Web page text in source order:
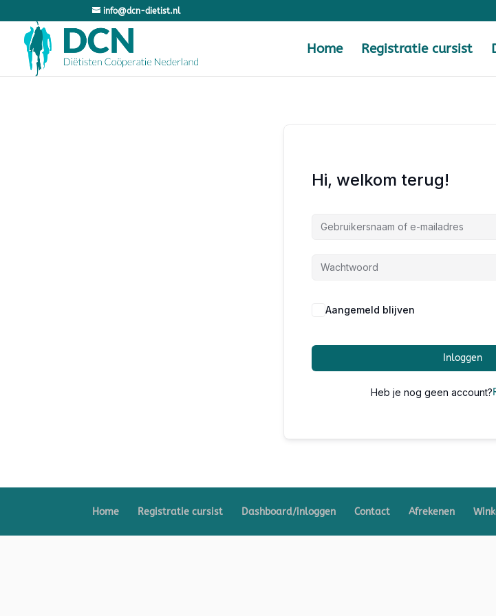
info@dcn-dietist.nl
Home Registratie cursist
Hi, welkom terug!
Aangemeld blijven
Inloggen
Heb je nog geen account?
Home Registratie cursist Dashboard/inloggen Contact Afrekenen